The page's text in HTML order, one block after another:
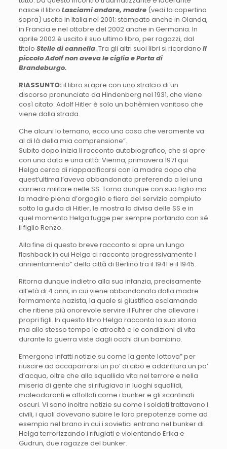
nasce il libro Lasciami andare, madre(vedi la copertina
sopra) uscito in Italia nel 2001; stampato anche in Olanda,
in Francia e nel ottobre del 2002 anche in Germania. In
aprile 2002 è uscito il suo ultimo libro, per ragazzi, dal
titolo Stelle di cannella. Tra gli altri suoi libri si ricordano Il
piccolo Adolf non aveva le ciglia e Porta di
Brandeburgo.
RIASSUNTO: il libro si apre con uno stralcio di un
discorso pronunciato da Hindenberg nel 1931, che viene
così citato: Adolf Hitler è solo un bohèmien vanitoso che
viene dalla strada.
Che alcuni lo temano, ecco una cosa che veramente va
al di là della mia comprensione”.
Subito dopo inizia li racconto autobiografico, che si apre
con una data e una città: Vienna, primavera 1971 qui
Helga cerca di riappacificarsi con la madre dopo che
quest’ultima l’aveva abbandonata preferendo a lei una
carriera militare nelle SS. Torna dunque con suo figlio ma
la madre piena d’orgoglio e fiera del servizio compiuto
sotto la guida di Hitler, le mostra la divisa delle SS e in
quel momento Helga fugge per sempre portando con sé
il figlio Renzo.
Alla fine di questo breve racconto si apre un lungo
flashback in cui Helga ci racconta progressivamente l
annientamento” della città di Berlino tra il 1941 e il 1945.
Ritorna dunque indietro alla sua infanzia, precisamente
all’età di 4 anni, in cui viene abbandonata dalla madre
fermamente nazista, la quale si giustifica esclamando
che ritiene più onorevole servire il Fuhrer che allevare i
propri figli. In questo libro Helga racconta la sua storia
ma allo stesso tempo le atrocità e le condizioni di vita
durante la guerra viste dagli occhi di un bambino.
Emergono infatti notizie su come la gente lottava” per
riuscire ad accaparrarsi un po’ di cibo e addirittura un po’
d’acqua, oltre che alla squallida vita nel terrore e nella
miseria di gente che si rifugiava in luoghi squallidi,
maleodoranti e affollati come i bunker e gli scantinati
oscuri. Vi sono inoltre notizie su come i soldati trattavano i
civili, i quali dovevano subire le loro prepotenze come ad
esempio nel brano in cui i sovietici entrano nel bunker di
Helga terrorizzando i rifugiati e violentando Erika e
Gudrun, due ragazze del bunker.